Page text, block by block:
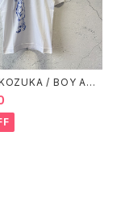
/ BOY AND